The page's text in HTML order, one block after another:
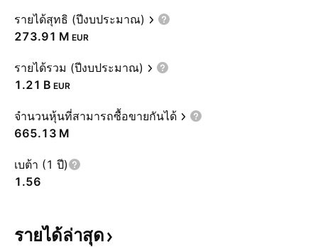
รายได้สุทธิ (ปีงบประมาณ)
‪273.91 M‬ EUR
รายได้รวม (ปีงบประมาณ)
‪1.21 B‬ EUR
จำนวนหุ้นที่สามารถซื้อขายกันได้
‪665.13 M‬
เบต้า (1 ปี)
1.56
รายได้ล่าสุด